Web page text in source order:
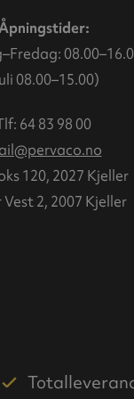
08.00–15.00)
64 83 98 00
120, 2027 Kjeller
Vest 2, 2007 Kjeller